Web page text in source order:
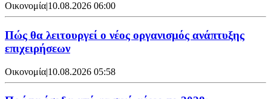
Οικονομία|10.08.2026 06:00
Πώς θα λειτουργεί ο νέος οργανισμός ανάπτυξης
επιχειρήσεων
Οικονομία|10.08.2026 05:58